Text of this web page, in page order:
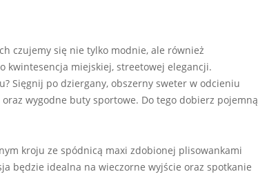
czujemy się nie tylko modnie, ale również
kwintesencja miejskiej, streetowej elegancji.
Sięgnij po dziergany, obszerny sweter w odcieniu
wygodne buty sportowe. Do tego dobierz pojemną
kroju ze spódnicą maxi zdobionej plisowankami
będzie idealna na wieczorne wyjście oraz spotkanie